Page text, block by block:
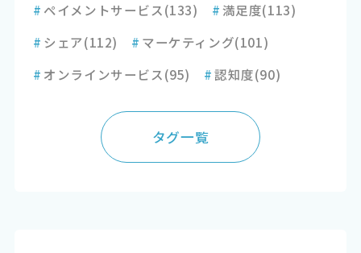
# ペイメントサービス(133) #満足度(113)
# シェア(112) # マーケティング(101)
# オンラインサービス(95) #認知度(90)
タグ一覧